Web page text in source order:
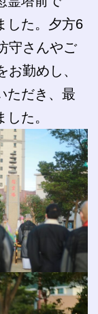
した。夕方6
守さんやご
勤めし、
ただき、最
た。